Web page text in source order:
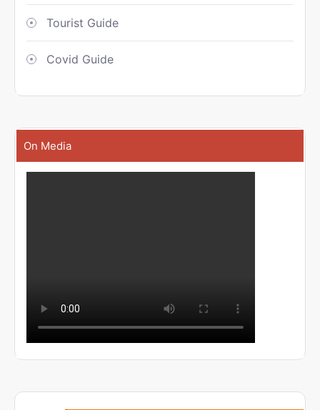
Tourist Guide
Covid Guide
On Media